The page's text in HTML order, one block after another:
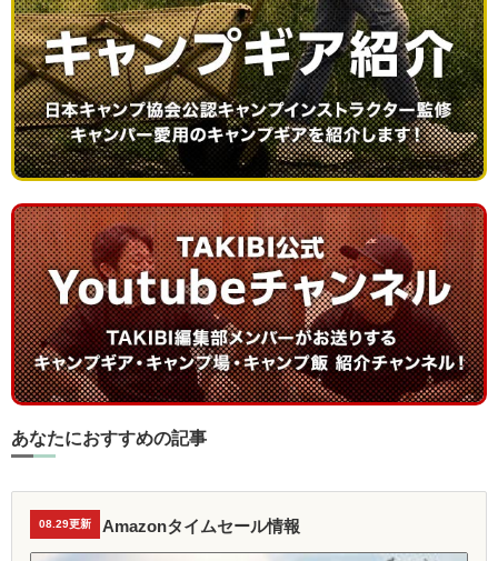
あなたにおすすめの記事
08.29更新 Amazonタイムセール情報